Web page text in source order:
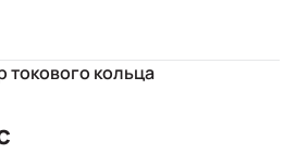
токового кольца